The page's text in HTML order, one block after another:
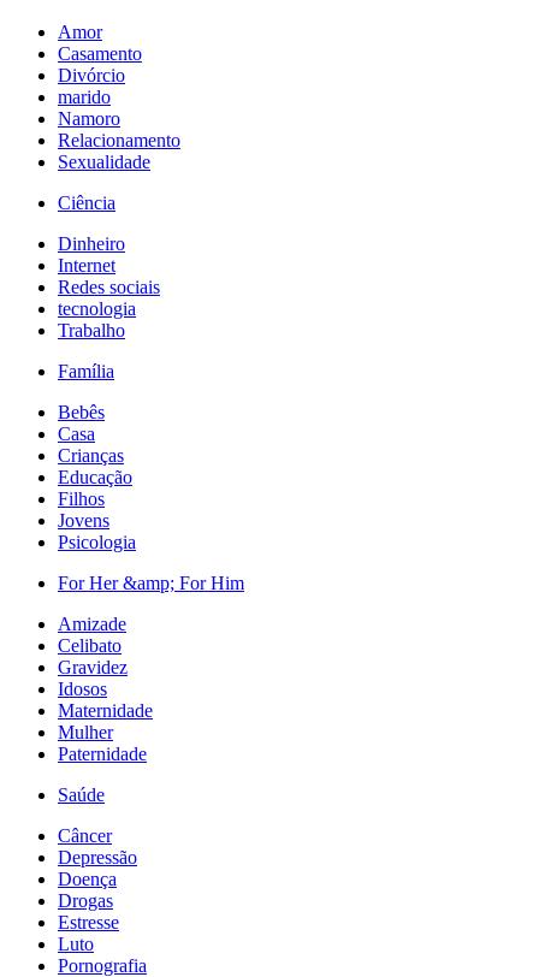
Amor
Casamento
Divórcio
marido
Namoro
Relacionamento
Sexualidade
Ciência
Dinheiro
Internet
Redes sociais
tecnologia
Trabalho
Família
Bebês
Casa
Crianças
Educação
Filhos
Jovens
Psicologia
For Her &amp; For Him
Amizade
Celibato
Gravidez
Idosos
Maternidade
Mulher
Paternidade
Saúde
Câncer
Depressão
Doença
Drogas
Estresse
Luto
Pornografia